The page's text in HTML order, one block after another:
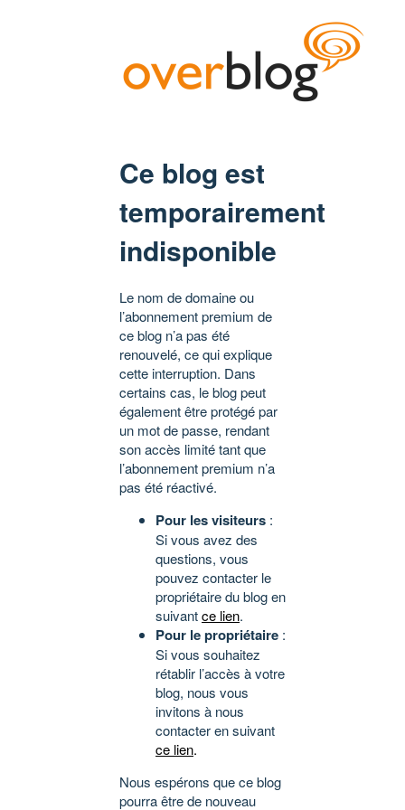
Ce blog est
temporairement
indisponible
Le nom de domaine ou
l’abonnement premium de
ce blog n’a pas été
renouvelé, ce qui explique
cette interruption. Dans
certains cas, le blog peut
également être protégé par
un mot de passe, rendant
son accès limité tant que
l’abonnement premium n’a
pas été réactivé.
Pour les visiteurs :
Si vous avez des
questions, vous
pouvez contacter le
propriétaire du blog en
suivantce lien.
Pour le propriétaire :
Si vous souhaitez
rétablir l’accès à votre
blog, nous vous
invitons à nous
contacter en suivant
ce lien.
Nous espérons que ce blog
pourra être de nouveau